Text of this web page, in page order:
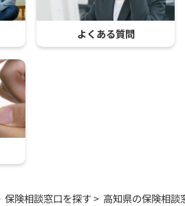
よくある質問
保険相談窓口を探す 高知県の保険相談